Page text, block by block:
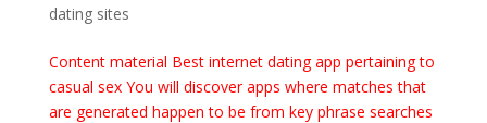
dating sites
Content material Best internet dating app pertaining to
casual sex You will discover apps where matches that
are generated happen to be from key phrase searches